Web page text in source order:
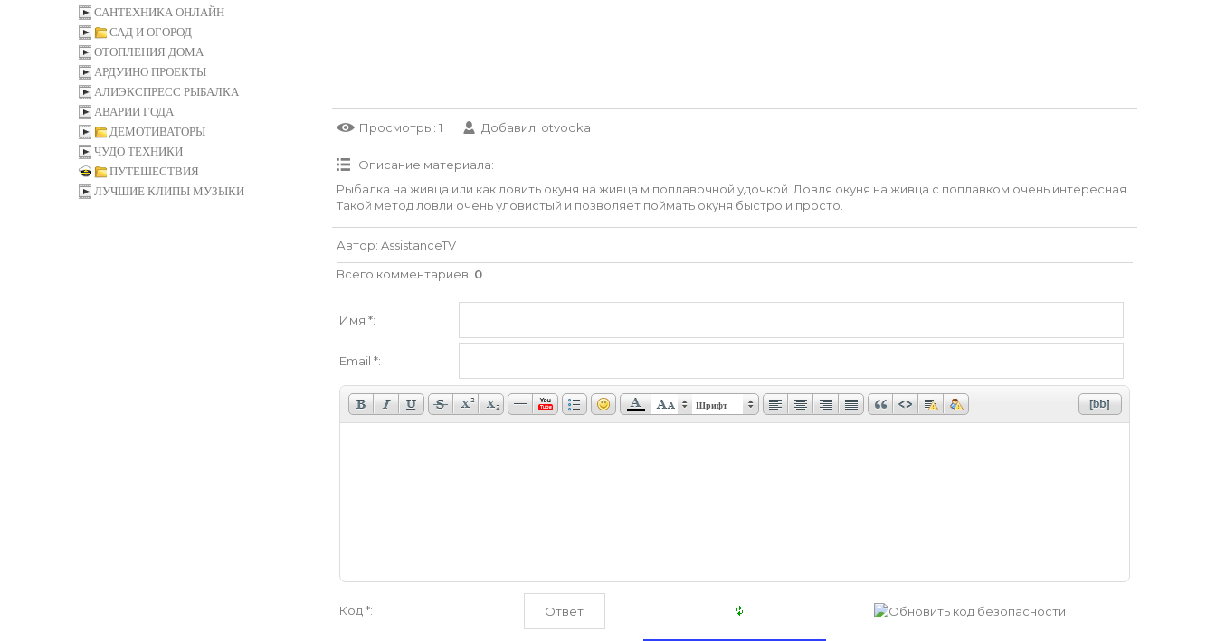
Просмотры: 1 Добавил: otvodka
Описание материала:
Рыбалка на живца или как ловить окуня на живца м поплавочной удочкой. Ловля окуня на живца с поплавком очень интересная.
Такой метод ловли очень уловистый и позволяет поймать окуня быстро и просто.
Автор: AssistanceTV
Всего комментариев: 0
Имя *:
Email *:
Шрифт
Код *:
САНТЕХНИКА ОНЛАЙН
САД И ОГОРОД
ОТОПЛЕНИЯ ДОМА
АРДУИНО ПРОЕКТЫ
АЛИЭКСПРЕСС РЫБАЛКА
АВАРИИ ГОДА
ДЕМОТИВАТОРЫ
ЧУДО ТЕХНИКИ
ПУТЕШЕСТВИЯ
ЛУЧШИЕ КЛИПЫ МУЗЫКИ